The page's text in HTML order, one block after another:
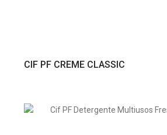
CIF PF CREME CLASSIC